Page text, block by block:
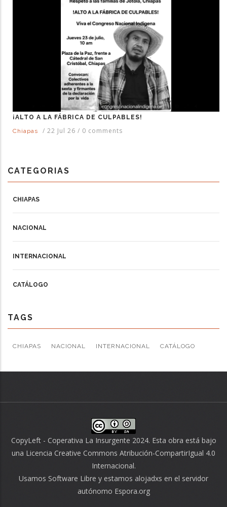
¡ALTO A LA FÁBRICA DE CULPABLES!
Chiapas
/ 22 Jul 26 / 0 comments
CATEGORIAS
CHIAPAS
NACIONAL
INTERNACIONAL
CATÁLOGO
TAGS
CHIAPAS NACIONAL INTERNACIONAL CATÁLOGO
CopyLeft - Coperativa La Insurgente 2024. Esta obra está bajo
una Licencia Creative Commons Atribución-CompartirIgual 4.0
Internacional.
Usamos Software Libre y estamos alojadxs en el servidor
autónomo Espora.org